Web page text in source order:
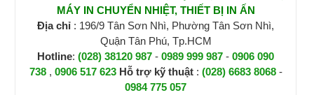
MÁY IN CHUYỂN NHIỆT, THIẾT BỊ IN ẤN
Địa chỉ : 196/9 Tân Sơn Nhì, Phường Tân Sơn Nhì,
Quận Tân Phú, Tp.HCM
Hotline: (028) 38120 987 - 0989 999 987 - 0906 090
738, 0906 517 623 Hỗ trợ kỹ thuật : (028) 6683 8068-
0984 775 057